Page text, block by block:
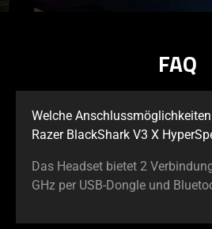
FAQ
Welche
Razer BlackShark V3 X
Das Headset bietet 2
GHz per USB-Dongle und